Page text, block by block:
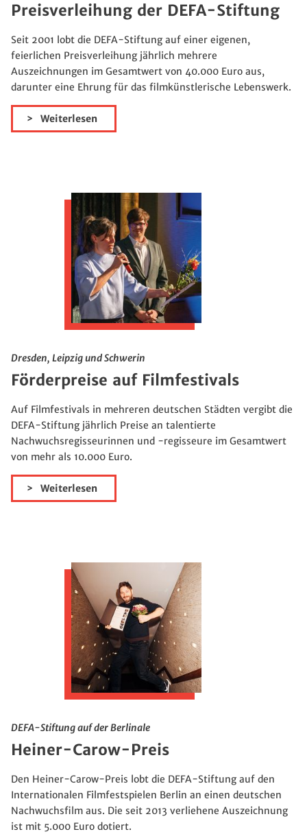
Preisverleihung der DEFA-Stiftung
Seit 2001 lobt die DEFA-Stiftung auf einer eigenen,
feierlichen Preisverleihung jährlich mehrere
Auszeichnungen im Gesamtwert von 40.000 Euro aus,
darunter eine Ehrung für das filmkünstlerische Lebenswerk.
Weiterlesen
Dresden, Leipzig und Schwerin
Förderpreise auf Filmfestivals
Auf Filmfestivals in mehreren deutschen Städten vergibt die
DEFA-Stiftung jährlich Preise an talentierte
Nachwuchsregisseurinnen und -regisseure im Gesamtwert
von mehr als 10.000 Euro.
Weiterlesen
DEFA-Stiftung auf der Berlinale
Heiner-Carow-Preis
Den Heiner-Carow-Preis lobt die DEFA-Stiftung auf den
Internationalen Filmfestspielen Berlin an einen deutschen
Nachwuchsfilm aus. Die seit 2013 verliehene Auszeichnung
ist mit 5.000 Euro dotiert.